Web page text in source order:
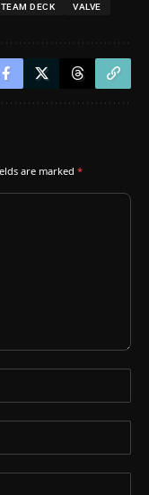
DECK VALVE
are marked *